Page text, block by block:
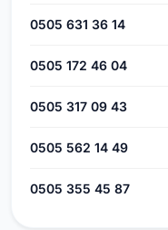
0505 631 36 14
0505 172 46 04
0505 317 09 43
0505 562 14 49
0505 355 45 87